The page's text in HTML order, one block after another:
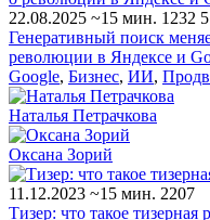
22.08.2025 ~15 мин. 1232 5
Генеративный поиск
революции в Яндексе и
Google, Бизнес, ИИ,
Наталья Петрачкова
Оксана Зорий
11.12.2023 ~15 мин. 2207
Тизер: что такое